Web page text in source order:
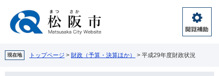
閲
覧
助
現在地 トップページ > 財政（予算・決算ほか） > 平成29年度財政状況